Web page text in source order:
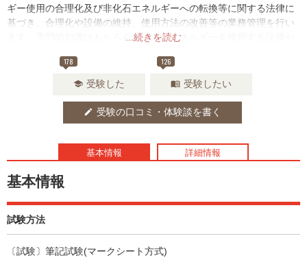
...続きを読む
ギー使用の合理化及び非化石エネルギーへの転換等に関する法律に
基づき、合理化や設備の維持、使用方法の改善等の業務管理を行い
ます。専門的知識はもちろんのこと、エネルギーを使用する設備や
178
school 受験した
126
menu_book 受験したい
edit 受験の口コミ・体験談を書く
基本情報 詳細情報
基本情報
試験方法
〔試験〕筆記試験(マークシート方式)